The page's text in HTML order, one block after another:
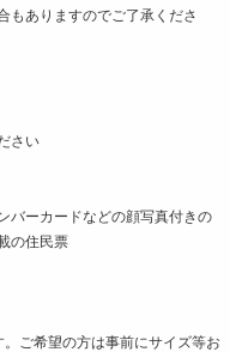
もありますのでご了承くださ
さい
バーカードなどの顔写真付きの
の住民票
ご希望の方は事前にサイズ等お